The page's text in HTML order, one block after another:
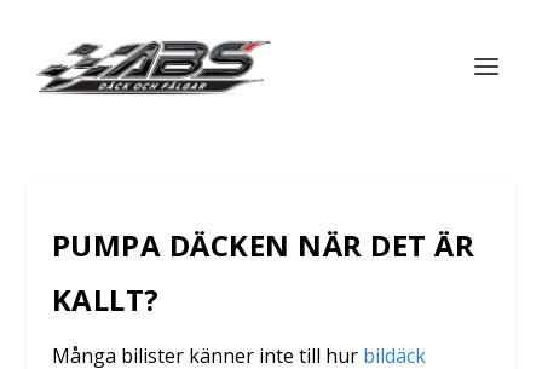
PUMPA DÄCKEN NÄR DET ÄR
KALLT?
Många bilister känner inte till hur bildäck